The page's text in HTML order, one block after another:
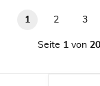
1 2 3
Seite 1 von 20